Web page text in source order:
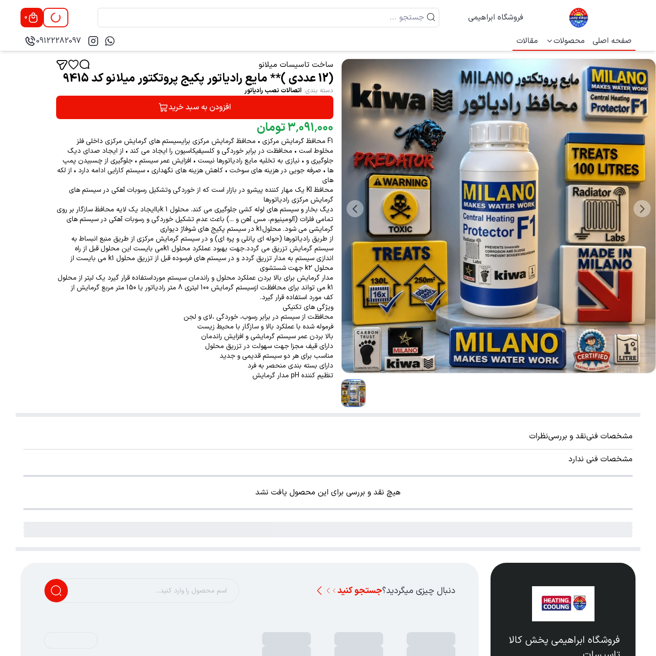
فروشگاه ابراهیمی 0
صفحه اصلی محصولات مقالات 09122282097
ساخت تاسیسات میلانو
(12 عددی )** مایع رادیاتور پکیج پروتکتور میلانو کد 9415
دسته بندی: اتصالات نصب رادیاتور
افزودن به سبد خرید
۳٬۰۹۱٬۰۰۰ تومان
F1 محافظ گرمایش مرکزی • محافظ گرمایش مرکزی برایسیستم های گرمایش مرکزی داخلی فلز
مخلوط است • محافظت در برابر خوردگی و کلسیفیکاسیون را ایجاد می کند • از ایجاد صدای دیگ
جلوگیری و • نیازی به تخلیه مایع رادیاتورها نیست • افزایش عمر سیستم • جلوگیری از چسبیدن پمپ
ها • صرفه جویی در هزینه های سوخت • کاهش هزینه های نگهداری • سیستم کارایی ادامه دارد • از لکه
های
محافظ KI یک مهار کننده پیشرو در بازار است که از خوردگی وتشکیل رسوبات آهکی در سیستم های
گرمایش مرکزی رادیاتورها
دیگ بخار و سیستم های لوله کشی جلوگیری می کند. محلول 1 kباایجاد یک لایه محافظ سازگار بر روی
تمامی فلزات (آلومینیوم، مس آهن و ...) باعث عدم تشکیل خوردگی و رسوبات آهکی در سیستم های
گرمایشی می شود. محلولk1 در سیستم پکیج های شوفاژ دیواری
از طریق رادیاتورها (حوله ای پانلی و پره ای) و در سیستم گرمایش مرکزی از طریق منبع انبساط به
سیستم گرمایش تزریق می گردد.جهت بهبود عملکرد محلول k1می بایست این محلول قبل از راه
اندازی سیستم به مدار تزریق گردد و در سیستم های فرسوده قبل از تزریق محلول k1 می بایست از
محلول k2 جهت شستشوی
مدار گرمایش برای بالا بردن عملکرد محلول و راندمان سیستم مورداستفاده قرار گیرد یک لیتر از محلول
k1 می تواند برای محافظت ازسیستم گرمایش 100 لیتری 8 متر رادیاتور یا 150 متر مربع گرمایش از
کف مورد استفاده قرار گیرد.
ویژگی های تکنیکی
محافظت از سیستم در برابر رسوب، خوردگی ،لای و لجن
فرموله شده با عملکرد بالا و سازگار با محیط زیست
بالا بردن عمر سیستم گرمایشی و افزایش راندمان
دارای قیف مجزا جهت سهولت در تزریق محلول
مناسب برای هر دو سیستم قدیمی و جدید
دارای بسته بندی منحصر به فرد
تنظیم کننده pH مدار گرمایش
مشخصات فنینقد و بررسینظرات
مشخصات فنی ندارد
هیچ نقد و بررسی برای این محصول یافت نشد
فروشگاه ابراهیمی پخش کالا
دنبال چیزی میگردید؟جستجو کنید